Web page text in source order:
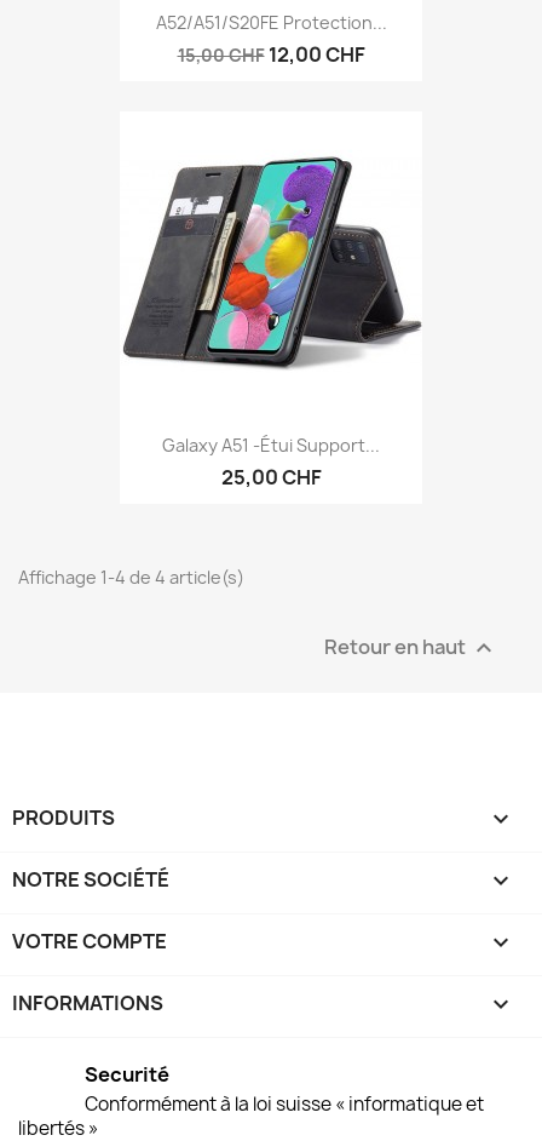
A52/A51/S20FE Protection...
15,00 CHF 12,00 CHF
Galaxy A51 -étui Support...
25,00 CHF
Affichage 1-4 de 4 article(s)
Retour en haut 
PRODUITS 
NOTRE SOCIÉTÉ 
VOTRE COMPTE 
INFORMATIONS keyboard_arrow_down
Securité
Conformément à la loi suisse « informatique et
libertés »